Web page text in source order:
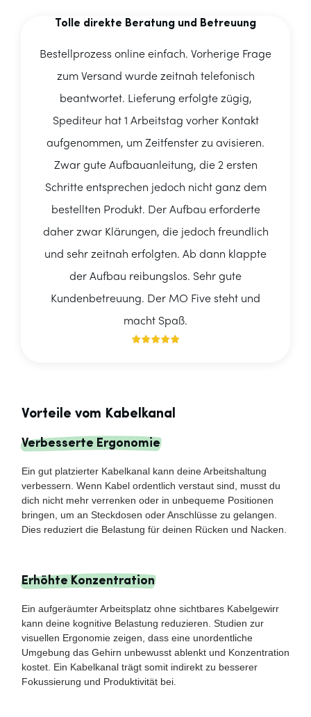
Tolle direkte Beratung und Betreuung
Bestellprozess online einfach. Vorherige Frage
zum Versand wurde zeitnah telefonisch
beantwortet. Lieferung erfolgte zügig,
Spediteur hat 1 Arbeitstag vorher Kontakt
aufgenommen, um Zeitfenster zu avisieren.
Zwar gute Aufbauanleitung, die 2 ersten
Schritte entsprechen jedoch nicht ganz dem
bestellten Produkt. Der Aufbau erforderte
daher zwar Klärungen, die jedoch freundlich
und sehr zeitnah erfolgten. Ab dann klappte
der Aufbau reibungslos. Sehr gute
Kundenbetreuung. Der MO Five steht und
macht Spaß.
Vorteile vom Kabelkanal
Verbesserte Ergonomie
Ein gut platzierter Kabelkanal kann deine Arbeitshaltung
verbessern. Wenn Kabel ordentlich verstaut sind, musst du
dich nicht mehr verrenken oder in unbequeme Positionen
bringen, um an Steckdosen oder Anschlüsse zu gelangen.
Dies reduziert die Belastung für deinen Rücken und Nacken.
Erhöhte Konzentration
Ein aufgeräumter Arbeitsplatz ohne sichtbares Kabelgewirr
kann deine kognitive Belastung reduzieren. Studien zur
visuellen Ergonomie zeigen, dass eine unordentliche
Umgebung das Gehirn unbewusst ablenkt und Konzentration
kostet. Ein Kabelkanal trägt somit indirekt zu besserer
Fokussierung und Produktivität bei.